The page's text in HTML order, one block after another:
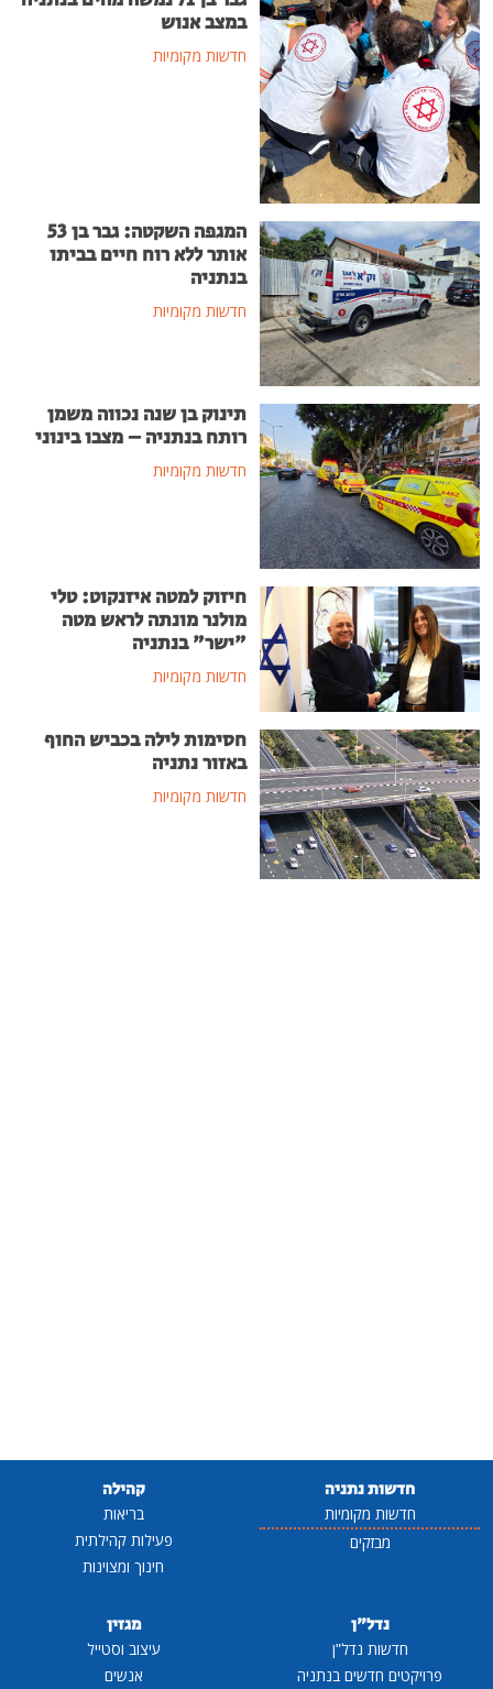
במצב אנוש
חדשות מקומיות
המגפה השקטה: גבר בן 53
אותר ללא רוח חיים בביתו
בנתניה
חדשות מקומיות
תינוק בן שנה נכווה משמן
רותח בנתניה – מצבו בינוני
חדשות מקומיות
חיזוק למטה איזנקוט: טלי
מולנר מונתה לראש מטה
"ישר" בנתניה
חדשות מקומיות
חסימות לילה בכביש החוף
באזור נתניה
חדשות מקומיות
חדשות נתניה
חדשות מקומיות
מבזקים
קהילה
בריאות
פעילות קהילתית
חינוך ומצוינות
נדל"ן
חדשות נדל"ן
פרויקטים חדשים בנתניה
מגזין
עיצוב וסטייל
אנשים